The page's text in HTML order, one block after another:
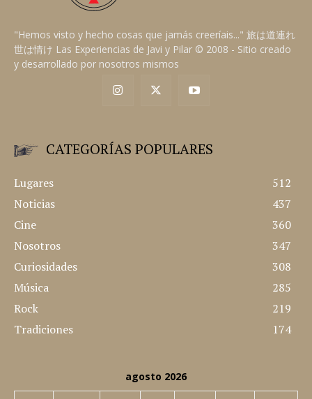
"Hemos visto y hecho cosas que jamás creeríais..." 旅は道連れ
世は情け Las Experiencias de Javi y Pilar © 2008 - Sitio creado
y desarrollado por nosotros mismos
CATEGORÍAS POPULARES
Lugares
512
Noticias
437
Cine
360
Nosotros
347
Curiosidades
308
Música
285
Rock
219
Tradiciones
174
agosto 2026